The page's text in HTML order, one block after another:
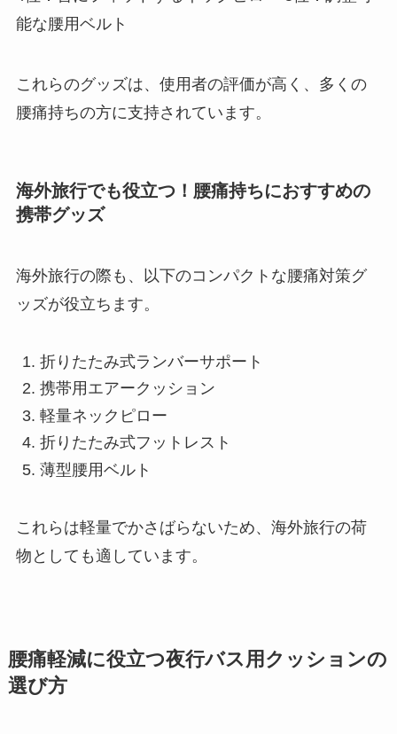
能な腰用ベルト
これらのグッズは、使用者の評価が高く、多くの
腰痛持ちの方に支持されています。
海外旅行でも役立つ！腰痛持ちにおすすめの
携帯グッズ
海外旅行の際も、以下のコンパクトな腰痛対策グ
ッズが役立ちます。
折りたたみ式ランバーサポート
携帯用エアークッション
軽量ネックピロー
折りたたみ式フットレスト
薄型腰用ベルト
これらは軽量でかさばらないため、海外旅行の荷
物としても適しています。
腰痛軽減に役立つ夜行バス用クッションの
選び方